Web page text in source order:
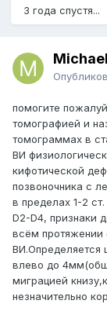
3 года спустя...
помогите
томографией и
томограммах в
ВИ
кифотической
позвоночника с
в пределах 1-2
D2-D4, признаки
всём
ВИ.Определяется
влево до
миграцией
незначительно